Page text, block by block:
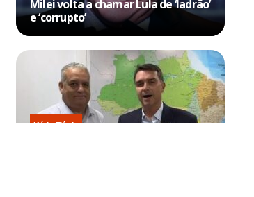
Milei volta a chamar Lula de ‘ladrão’
e ‘corrupto’
Kátia Flávia